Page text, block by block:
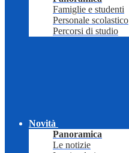
Famiglie e studenti
Personale scolastico
Percorsi di studio
Novità
Panoramica
Le notizie